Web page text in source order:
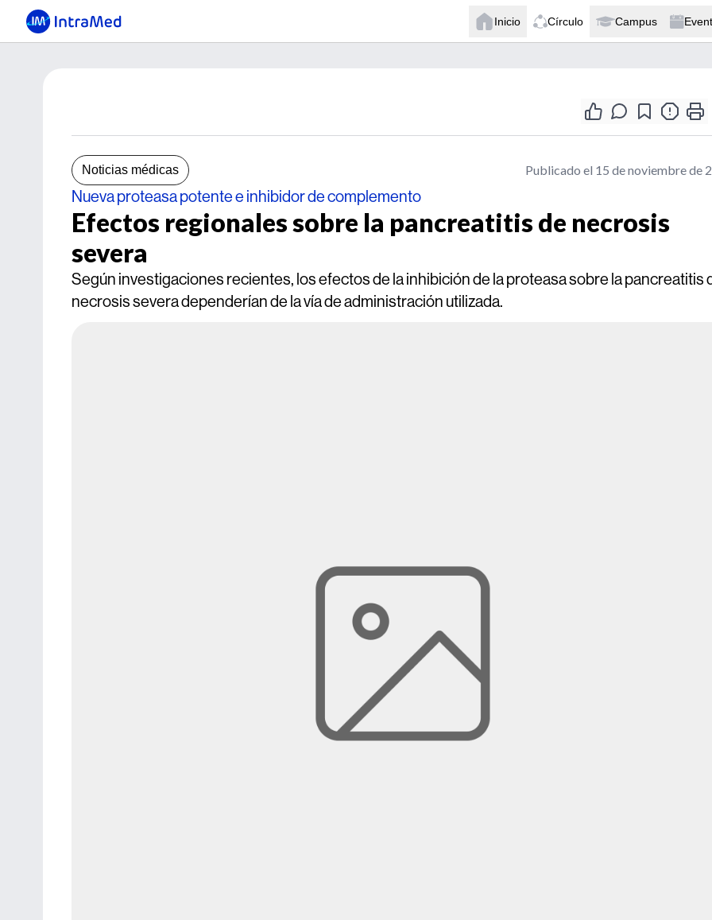
Inicio Círculo Campus
Noticias médicas Publicado el 15 de noviembre de
Nueva proteasa potente e inhibidor de complemento
Efectos regionales sobre la pancreatitis de necrosis
severa
Según investigaciones recientes, los efectos de la inhibición de la proteasa sobre la pancreatitis
necrosis severa dependerían de la vía de administración utilizada.